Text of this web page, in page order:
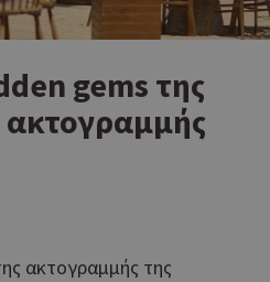
gems της
ακτογραμμής της